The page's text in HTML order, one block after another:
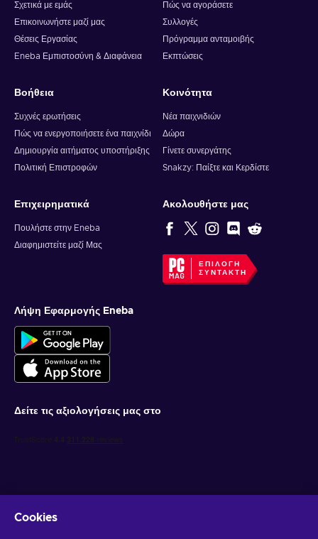
Σχετικά με εμάς
Επικοινωνήστε μαζί μας
Θέσεις Εργασίας
Eneba Εμπιστοσύνη & Διαφάνεια
Πώς να αγοράσετε
Συλλογές
Πρόγραμμα ανταμοιβής
Εκπτώσεις
Βοήθεια
Συχνές ερωτήσεις
Πώς να ενεργοποιήσετε ένα παιχνίδι
Δημιουργία αιτήματος υποστήριξης
Πολιτική Επιστροφών
Κοινότητα
Νέα παιχνιδιών
Δώρα
Γίνετε συνεργάτης
Snakzy: Παίξτε και Κερδίστε
Επιχειρηματικά
Πουλήστε στην Eneba
Διαφημιστείτε μαζί Μας
Ακολουθήστε μας
ΕΠΙΛΟΓΉ
ΣΥΝΤΆΚΤΗ
Λήψη Εφαρμογής Eneba
Δείτε τις αξιολογήσεις μας στο
Cookies